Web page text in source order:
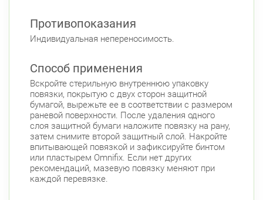
Противопоказания
Индивидуальная непереносимость.
Способ применения
Вскройте стерильную внутреннюю упаковку
повязки, покрытую с двух сторон защитной
бумагой, вырежьте ее в соответствии с размером
раневой поверхности. После удаления одного
слоя защитной бумаги наложите повязку на рану,
затем снимите второй защитный слой. Накройте
впитывающей повязкой и зафиксируйте бинтом
или пластырем Omnifix. Если нет других
рекомендаций, мазевую повязку меняют при
каждой перевязке.